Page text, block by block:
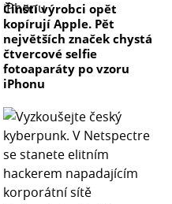
Čínští výrobci opět
kopírují Apple. Pět
největších značek chystá
čtvercové selfie
fotoaparáty po vzoru
iPhonu